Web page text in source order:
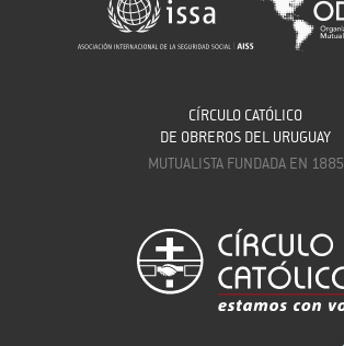
CÍRCULO CATÓLICO
DE OBREROS DEL URUGUAY
MUTUALISTA FUNDADA EN 1885